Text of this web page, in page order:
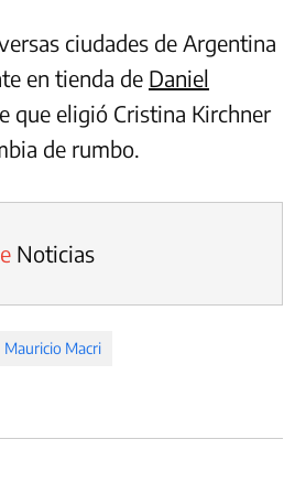
ciudades de Argentina
en tienda de Daniel
que eligió Cristina Kirchner
de rumbo.
eNoticias
Mauricio Macri